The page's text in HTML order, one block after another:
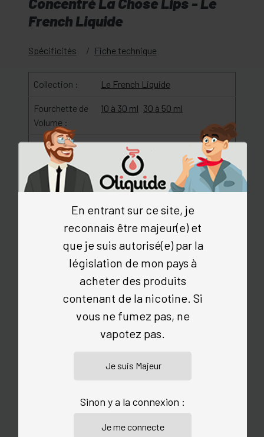
French Liquide
Spécificités Fiche technique
Collection : Le French Liquide
Fourchette de
Volume :
10 à 30 ml 30 à 50 ml
Gamme : Desserts
Marque : Lips - Le French Liquide
Origine : France
Vanille
à coque Café Noix de pécan
DIY
Arôme
30 ml
En entrant sur ce site, je
reconnais être majeur(e) et
que je suis autorisé(e) par la
législation de mon pays à
acheter des produits
contenant de la nicotine. Si
vous ne fumez pas, ne
vapotez pas.
Sinon y a la connexion :